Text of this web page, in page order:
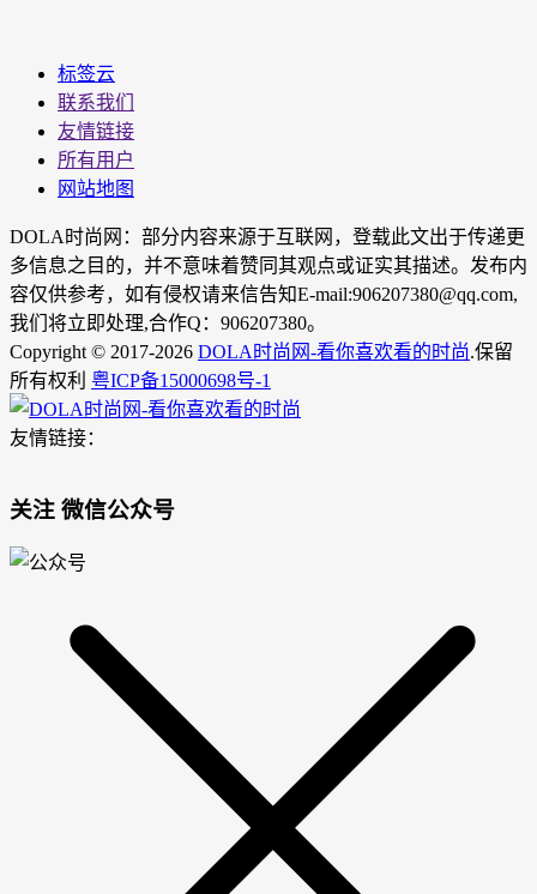
标签云
联系我们
友情链接
所有用户
网站地图
DOLA时尚网：部分内容来源于互联网，登载此文出于传递更
多信息之目的，并不意味着赞同其观点或证实其描述。发布内
容仅供参考，如有侵权请来信告知E-mail:906207380@qq.com,
我们将立即处理,合作Q：906207380。
Copyright © 2017-2026 DOLA时尚网-看你喜欢看的时尚.保留
所有权利 粤ICP备15000698号-1
友情链接：
关注 微信公众号